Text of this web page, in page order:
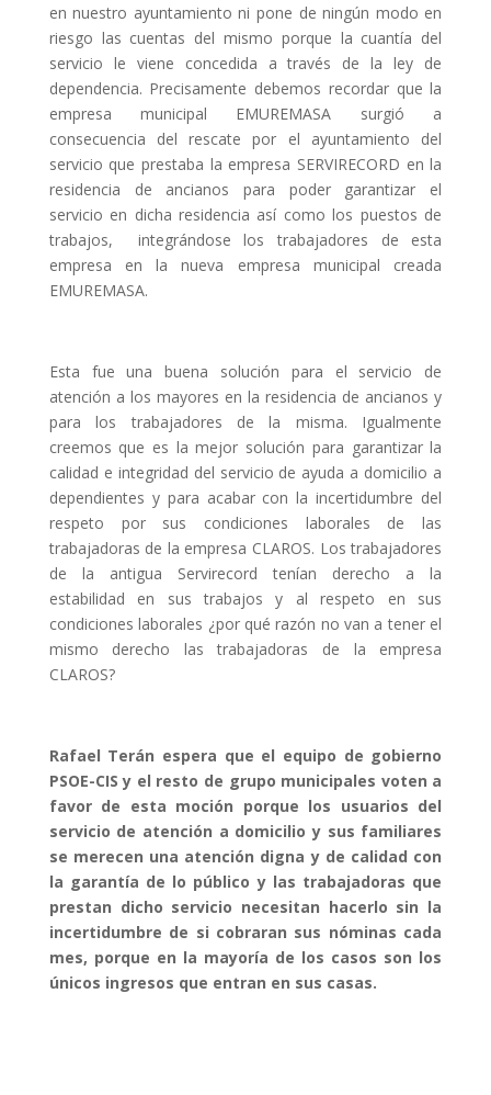
en nuestro ayuntamiento ni pone de ningún modo en
riesgo las cuentas del mismo porque la cuantía del
servicio le viene concedida a través de la ley de
dependencia. Precisamente debemos recordar que la
empresa municipal EMUREMASA surgió a
consecuencia del rescate por el ayuntamiento del
servicio que prestaba la empresa SERVIRECORD en la
residencia de ancianos para poder garantizar el
servicio en dicha residencia así como los puestos de
trabajos, integrándose los trabajadores de esta
empresa en la nueva empresa municipal creada
EMUREMASA.
Esta fue una buena solución para el servicio de
atención a los mayores en la residencia de ancianos y
para los trabajadores de la misma. Igualmente
creemos que es la mejor solución para garantizar la
calidad e integridad del servicio de ayuda a domicilio a
dependientes y para acabar con la incertidumbre del
respeto por sus condiciones laborales de las
trabajadoras de la empresa CLAROS. Los trabajadores
de la antigua Servirecord tenían derecho a la
estabilidad en sus trabajos y al respeto en sus
condiciones laborales ¿por qué razón no van a tener el
mismo derecho las trabajadoras de la empresa
CLAROS?
Rafael Terán espera que el equipo de gobierno
PSOE-CIS y el resto de grupo municipales voten a
favor de esta moción porque los usuarios del
servicio de atención a domicilio y sus familiares
se merecen una atención digna y de calidad con
la garantía de lo público y las trabajadoras que
prestan dicho servicio necesitan hacerlo sin la
incertidumbre de si cobraran sus nóminas cada
mes, porque en la mayoría de los casos son los
únicos ingresos que entran en sus casas.